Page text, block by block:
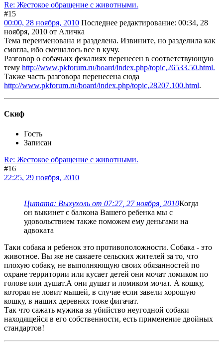
Re: Жестокое обращение с животными.
#15
00:00, 28 ноября, 2010 Последнее редактирование: 00:34, 28
ноября, 2010 от Аличка
Тема переименована и разделена. Извините, но разделила как
смогла, ибо смешалось все в кучу.
Разговор о собачьих фекалиях перенесен в соответствующую
тему http://www.pkforum.ru/board/index.php/topic,26533.50.html.
Также часть разговора перенесена сюда
http://www.pkforum.ru/board/index.php/topic,28207.100.html.
Скиф
Гость
Записан
Re: Жестокое обращение с животными.
#16
22:25, 29 ноября, 2010
Цитата: Выхухоль от 07:27, 27 ноября, 2010Когда
он выкинет с балкона Вашего ребенка мы с
удовольствием также поможем ему деньгами на
адвоката
Таки собака и ребенок это противоположности. Собака - это
животное. Вы же не сажаете сельских жителей за то, что
плохую собаку, не выполняющую своих обязанностей по
охране территории или кусает детей они мочат ломиком по
голове или душат.А они душат и ломиком мочат. А кошку,
которая не ловит мышей, в случае если завели хорошую
кошку, в наших деревнях тоже фигачат.
Так что сажать мужика за убийство неугодной собаки
находящейся в его собственности, есть применение двойных
стандартов!